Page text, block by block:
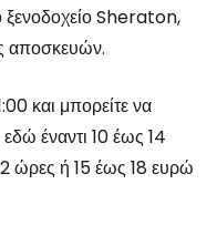
Sheraton,
αποσκευών.
και μπορείτε να
έναντι 10 έως 14
ώρες ή 15 έως 18 ευρώ